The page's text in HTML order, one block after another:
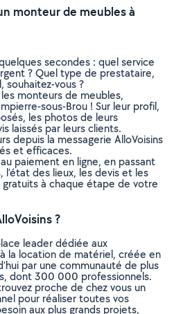
monteur de meubles à
secondes : quel service
? Quel type de prestataire,
souhaitez-vous ?
monteurs de meubles,
sous-Brou ! Sur leur profil,
les photos de leurs
laissés par leurs clients.
depuis la messagerie AlloVoisins
et efficaces.
paiement en ligne, en passant
l’état des lieux, les devis et les
à chaque étape de votre
?
leader dédiée aux
la location de matériel, créée en
par une communauté de plus
dont 300 000 professionnels.
proche de chez vous un
pour réaliser toutes vos
aux plus grands projets,